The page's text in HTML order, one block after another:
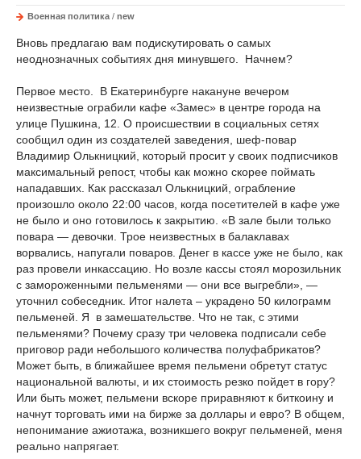
Военная политика / new
Вновь предлагаю вам подискутировать о самых
неоднозначных событиях дня минувшего. Начнем?
Первое место. В Екатеринбурге накануне вечером
неизвестные ограбили кафе «Замес» в центре города на
улице Пушкина, 12. О происшествии в социальных сетях
сообщил один из создателей заведения, шеф-повар
Владимир Олькницкий, который просит у своих подписчиков
максимальный репост, чтобы как можно скорее поймать
нападавших. Как рассказал Олькницкий, ограбление
произошло около 22:00 часов, когда посетителей в кафе уже
не было и оно готовилось к закрытию. «В зале были только
повара — девочки. Трое неизвестных в балаклавах
ворвались, напугали поваров. Денег в кассе уже не было, как
раз провели инкассацию. Но возле кассы стоял морозильник
с замороженными пельменями — они все выгребли», —
уточнил собеседник. Итог налета – украдено 50 килограмм
пельменей. Я в замешательстве. Что не так, с этими
пельменями? Почему сразу три человека подписали себе
приговор ради небольшого количества полуфабрикатов?
Может быть, в ближайшее время пельмени обретут статус
национальной валюты, и их стоимость резко пойдет в гору?
Или быть может, пельмени вскоре приравняют к биткоину и
начнут торговать ими на бирже за доллары и евро? В общем,
непонимание ажиотажа, возникшего вокруг пельменей, меня
реально напрягает.